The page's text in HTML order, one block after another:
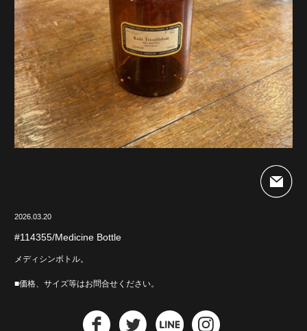
2026.03.20
#114355/Medicine Bottle
メディシンボトル。
■価格、サイズ等はお問合せください。